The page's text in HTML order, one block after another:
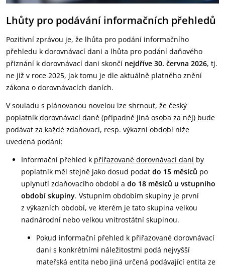
Lhůty pro podávání informačních přehledů
Pozitivní zprávou je, že lhůta pro podání informačního
přehledu k dorovnávací dani a lhůta pro podání daňového
přiznání k dorovnávací dani skončí nejdříve 30. června 2026, tj.
ne již v roce 2025, jak tomu je dle aktuálně platného znění
zákona o dorovnávacích daních.
V souladu s plánovanou novelou lze shrnout, že český
poplatník dorovnávací daně (případně jiná osoba za něj) bude
podávat za každé zdaňovací, resp. výkazní období níže
uvedená podání:
Informační přehled k přiřazované dorovnávací dani by
poplatník měl stejně jako dosud podat do 15 měsíců po
uplynutí zdaňovacího období a do 18 měsíců u vstupního
období skupiny. Vstupním obdobím skupiny je první
z výkazních období, ve kterém je tato skupina velkou
nadnárodní nebo velkou vnitrostátní skupinou.
Pokud informační přehled k přiřazované dorovnávací
dani s konkrétními náležitostmi podá nejvyšší
mateřská entita nebo jiná určená podávající entita ze